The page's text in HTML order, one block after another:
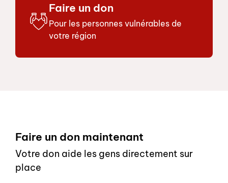
Faire un don
Pour les personnes vulnérables de
votre région
Faire un don maintenant
Votre don aide les gens directement sur
place